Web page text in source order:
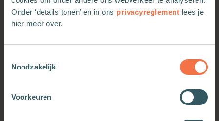
Onder ‘details tonen’ en in ons privacyreglement lees je
hier meer over.
Noodzakelijk
Voorkeuren